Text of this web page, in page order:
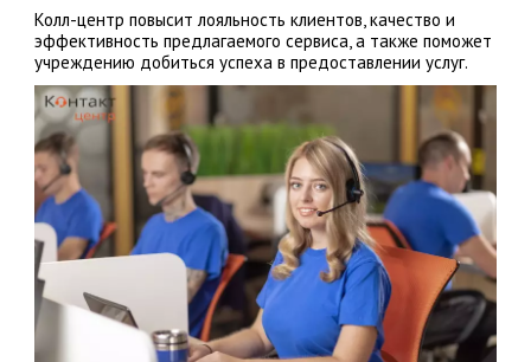
Колл-центр повысит лояльность клиентов, качество и
эффективность предлагаемого сервиса, а также поможет
учреждению добиться успеха в предоставлении услуг.